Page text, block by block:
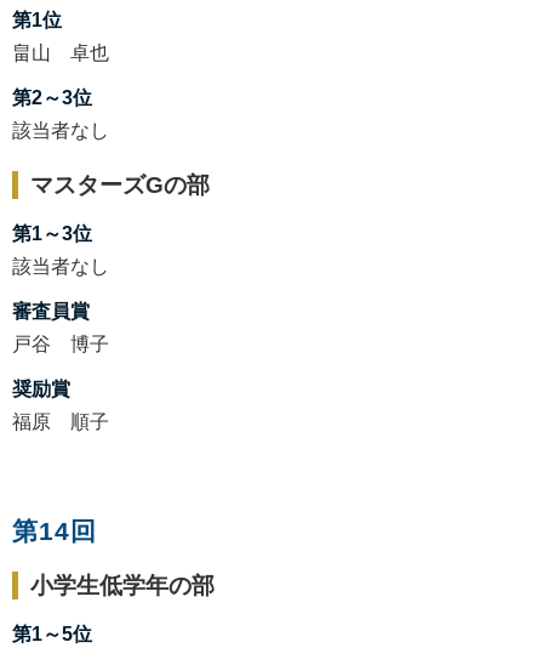
第1位
畠山 卓也
第2～3位
該当者なし
マスターズGの部
第1～3位
該当者なし
審査員賞
戸谷 博子
奨励賞
福原 順子
第14回
小学生低学年の部
第1～5位